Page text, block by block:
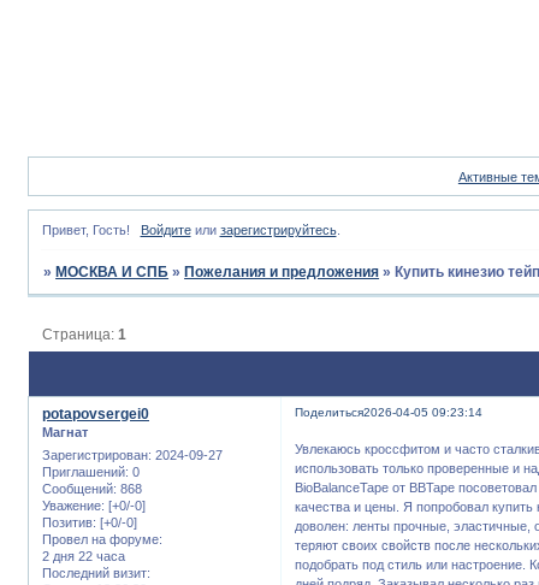
Активные
Привет, Гость! Войдитеили зарегистрируйтесь.
» МОСКВА И СПБ » Пожелания и предложения » Купить кинезио
Страница:1
Поделиться2026-04-05 09:23:14
potapovsergei0
Магнат
Зарегистрирован: 2024-09-27
Приглашений: 0
Сообщений: 868
Уважение: [+0/-0]
Позитив: [+0/-0]
Провел на форуме:
2 дня 22 часа
Последний визит:
Увлекаюсь кроссфитом и часто
использовать только проверенные и
BioBalanceTape от BBTape
качества и цены. Я попробовал
доволен: ленты прочные, эластичные,
теряют своих свойств после
подобрать под стиль или настроение.